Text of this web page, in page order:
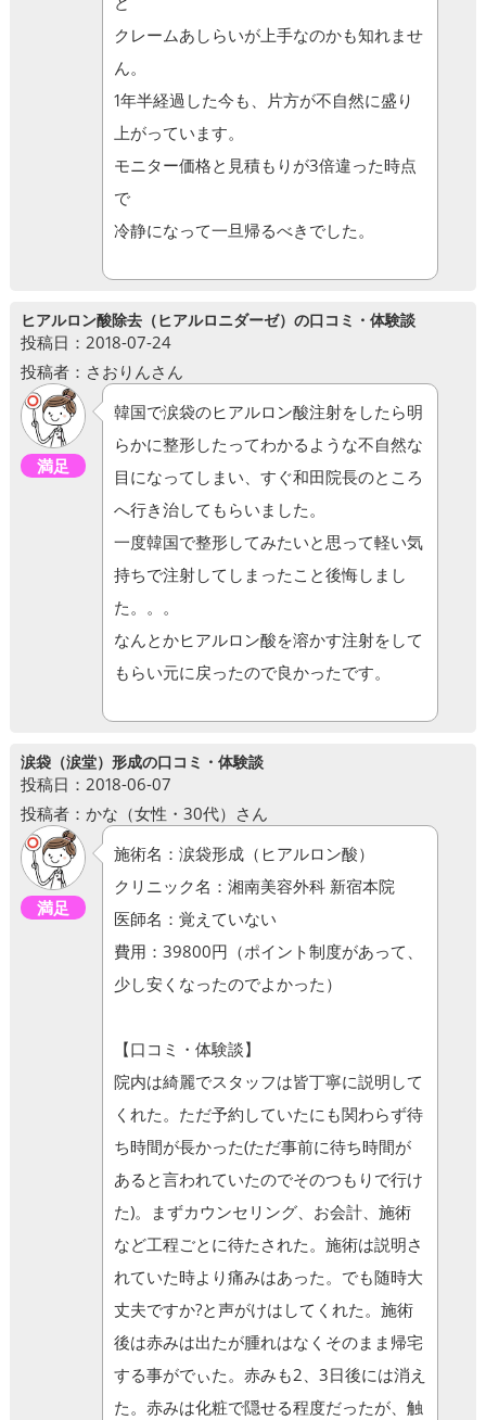
クレームあしらいが上手なのかも知れませ
ん。
1年半経過した今も、片方が不自然に盛り
上がっています。
モニター価格と見積もりが3倍違った時点
で
冷静になって一旦帰るべきでした。
ヒアルロン酸除去（ヒアルロニダーゼ）の口コミ・体験談
投稿日：2018-07-24
投稿者：さおりんさん
満足
韓国で涙袋のヒアルロン酸注射をしたら明
らかに整形したってわかるような不自然な
目になってしまい、すぐ和田院長のところ
へ行き治してもらいました。
一度韓国で整形してみたいと思って軽い気
持ちで注射してしまったこと後悔しまし
た。。。
なんとかヒアルロン酸を溶かす注射をして
もらい元に戻ったので良かったです。
涙袋（涙堂）形成の口コミ・体験談
投稿日：2018-06-07
投稿者：かな（女性・30代）さん
満足
施術名：涙袋形成（ヒアルロン酸）
クリニック名：湘南美容外科 新宿本院
医師名：覚えていない
費用：39800円（ポイント制度があって、
少し安くなったのでよかった）
【口コミ・体験談】
院内は綺麗でスタッフは皆丁寧に説明して
くれた。ただ予約していたにも関わらず待
ち時間が長かった(ただ事前に待ち時間が
あると言われていたのでそのつもりで行け
た)。まずカウンセリング、お会計、施術
など工程ごとに待たされた。施術は説明さ
れていた時より痛みはあった。でも随時大
丈夫ですか?と声がけはしてくれた。施術
後は赤みは出たが腫れはなくそのまま帰宅
する事がでぃた。赤みも2、3日後には消え
た。赤みは化粧で隠せる程度だったが、触